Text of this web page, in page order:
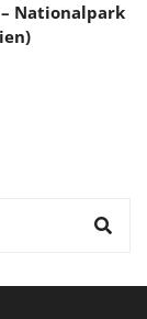
– Nationalpark